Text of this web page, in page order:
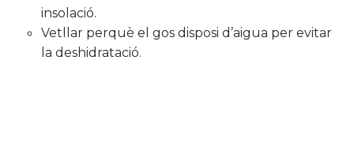
insolació.
Vetllar perquè el gos disposi d’aigua per evitar
la deshidratació.